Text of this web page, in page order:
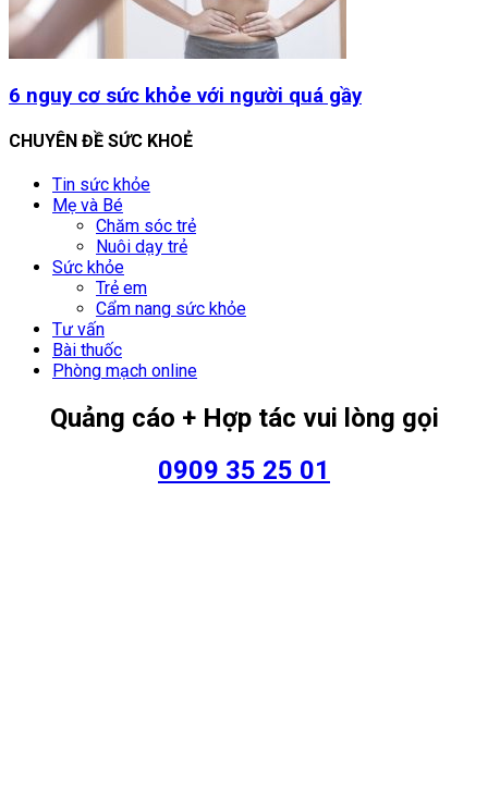
6 nguy cơ sức khỏe với người quá gầy
CHUYÊN ĐỀ SỨC KHOẺ
Tin sức khỏe
Mẹ và Bé
Chăm sóc trẻ
Nuôi dạy trẻ
Sức khỏe
Trẻ em
Cẩm nang sức khỏe
Tư vấn
Bài thuốc
Phòng mạch online
Quảng cáo + Hợp tác vui lòng gọi
0909 35 25 01